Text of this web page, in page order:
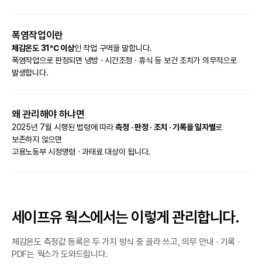
폭염작업이란
체감온도 31℃ 이상인 작업 구역을 말합니다.
폭염작업으로 판정되면 냉방 · 시간조정 · 휴식 등 보건 조치가 의무적으로
발생합니다.
왜 관리해야 하냐면
2025년 7월 시행된 법령에 따라측정 · 판정 · 조치 · 기록을 일자별로
보존하지 않으면
고용노동부 시정명령 · 과태료 대상이 됩니다.
세이프유 웍스에서는 이렇게 관리합니다.
체감온도 측정값 등록은 두 가지 방식 중 골라 쓰고, 의무 안내 · 기록 ·
PDF는 웍스가 도와드립니다.